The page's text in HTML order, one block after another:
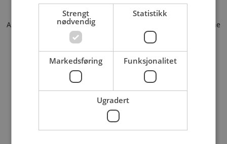
Application error: a client-side exception has occurred (see the
browser console for more information).
Strengt
nødvendig
Statistikk
Markedsføring Funksjonalitet
Ugradert